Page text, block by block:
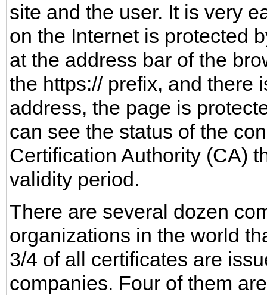
site and the user. It is very
on the Internet is protected
at the address bar of the
the https:// prefix, and there
address, the page is
can see the status of the
Certification Authority (CA)
validity period.
There are several dozen
organizations in the world
3/4 of all certificates are
companies. Four of them